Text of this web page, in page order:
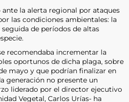
ante la alerta regional por ataques
las condiciones ambientales: la
de períodos de altas
recomendaba incrementar la
oportunos de dicha plaga, sobre
mayo y que podrían finalizar en
generación no presente un
liderado por el director ejecutivo
Vegetal, Carlos Urías- ha